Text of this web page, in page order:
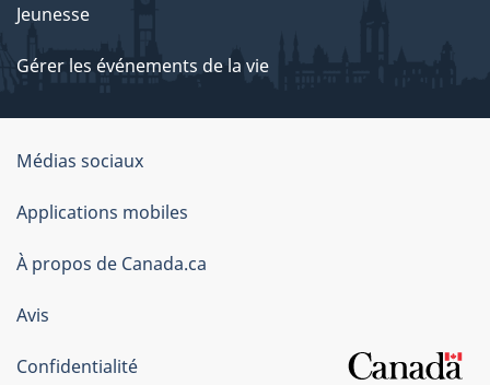
Jeunesse
Gérer les événements de la vie
Organisation
du
gouvernement
du
Canada
Médias sociaux
Applications mobiles
À propos de Canada.ca
Avis
Confidentialité